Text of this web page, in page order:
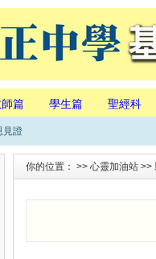
篇 學生篇 聖經科
見證
你的位置： >> 心靈加油站 >>